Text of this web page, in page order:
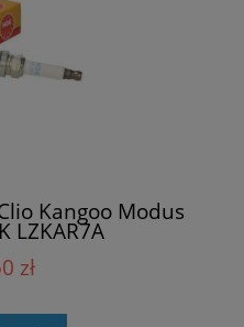
Kangoo Modus
LZKAR7A
zł